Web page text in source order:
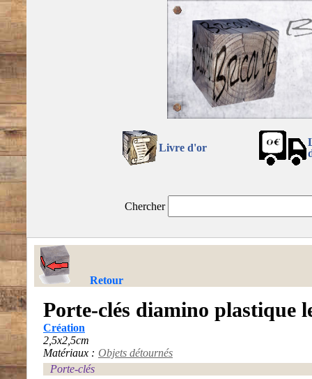
Livre d'or
Chercher
Retour
Porte-clés diamino plastique
Création
2,5x2,5cm
Matériaux : Objets détournés
Porte-clés